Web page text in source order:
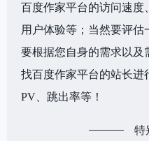
百度作家平台的访问速度
用户体验等；当然要评
要根据您自身的需求以及
找百度作家平台的站长进
PV、跳出率等！
特